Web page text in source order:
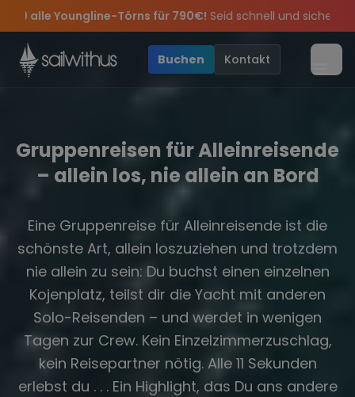
Skip to content
Spätsommer Special:Am 05.09 alle Youngline-Törns für
Sichere Dir jetztDein Meilenbuch und Deine sailwithus-
Verpass keineTörn-Updates, Insider-Tippsund exklusive
Season Closing Party 2026!Die Saison war legendär – wir
Buchen
Kontakt
Gruppenreisen für Alleinreisende
– allein los, nie allein an Bord
Eine Gruppenreise für Alleinreisende ist die
schönste Art, allein loszuziehen und trotzdem
nie allein zu sein: Du buchst einen einzelnen
Kojenplatz, teilst dir die Yacht mit anderen
Solo-Reisenden – und werdet in wenigen
Tagen zur Crew. Kein Einzelzimmerzuschlag,
kein Reisepartner nötig. Alle 11 Sekunden
erlebst du . . . Ein Highlight, das Du ans andere